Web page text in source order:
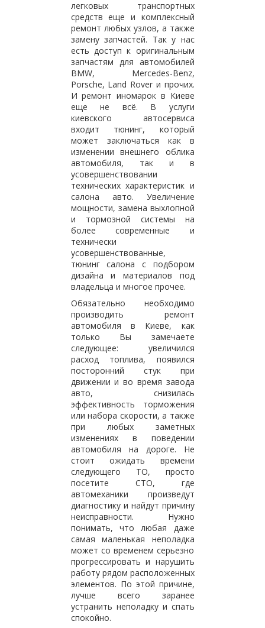
легковых транспортных
средств еще и комплексный
ремонт любых узлов, а также
замену запчастей. Так у нас
есть доступ к оригинальным
запчастям для автомобилей
BMW, Mercedes-Benz,
Porsche, Land Rover и прочих.
И ремонт иномарок в Киеве
еще не всё. В услуги
киевского автосервиса
входит тюнинг, который
может заключаться как в
изменении внешнего облика
автомобиля, так и в
усовершенствовании
технических характеристик и
салона авто. Увеличение
мощности, замена выхлопной
и тормозной системы на
более современные и
технически
усовершенствованные,
тюнинг салона с подбором
дизайна и материалов под
владельца и многое прочее.
Обязательно необходимо
производить ремонт
автомобиля в Киеве, как
только Вы замечаете
следующее: увеличился
расход топлива, появился
посторонний стук при
движении и во время завода
авто, снизилась
эффективность торможения
или набора скорости, а также
при любых заметных
изменениях в поведении
автомобиля на дороге. Не
стоит ожидать времени
следующего ТО, просто
посетите СТО, где
автомеханики произведут
диагностику и найдут причину
неисправности. Нужно
понимать, что любая даже
самая маленькая неполадка
может со временем серьезно
прогрессировать и нарушить
работу рядом расположенных
элементов. По этой причине,
лучше всего заранее
устранить неполадку и спать
спокойно.